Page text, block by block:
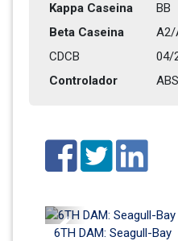
Kappa Caseina
BB
Beta Caseina
A2/
CDCB
04/
Controlador
6TH DAM: Seagull-Bay
Previous